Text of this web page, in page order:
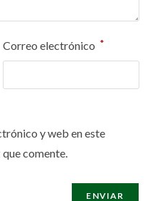
Correo electrónico *
y web en este
comente.